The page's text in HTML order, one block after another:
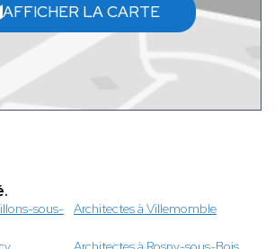
AFFICHER LA CARTE
sous-
Architectes à Villemomble